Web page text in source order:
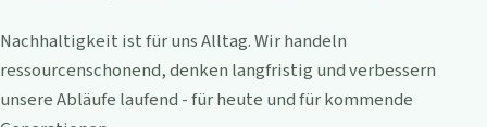
Nachhaltigkeit ist für uns Alltag. Wir handeln
ressourcenschonend, denken langfristig und verbessern
unsere Abläufe laufend - für heute und für kommende